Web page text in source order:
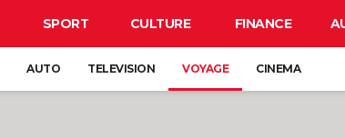
SPORT CULTURE FINANCE
AUTO TELEVISION VOYAGE CINEMA